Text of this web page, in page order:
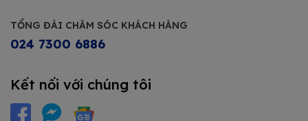
TỔNG ĐÀI CHĂM SÓC KHÁCH HÀNG
024 7300 6886
Kết nối với chúng tôi